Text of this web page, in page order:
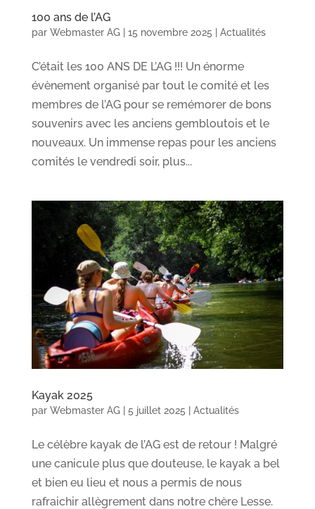
100 ans de l’AG
par Webmaster AG| 15 novembre 2025 Actualités
C’était les 100 ANS DE L’AG !!! Un énorme
évènement organisé par tout le comité et les
membres de l’AG pour se remémorer de bons
souvenirs avec les anciens gembloutois et le
nouveaux. Un immense repas pour les anciens
comités le vendredi soir, plus...
Kayak 2025
par Webmaster AG| 5 juillet 2025 Actualités
Le célèbre kayak de l’AG est de retour ! Malgré
une canicule plus que douteuse, le kayak a bel
et bien eu lieu et nous a permis de nous
rafraichir allègrement dans notre chère Lesse.